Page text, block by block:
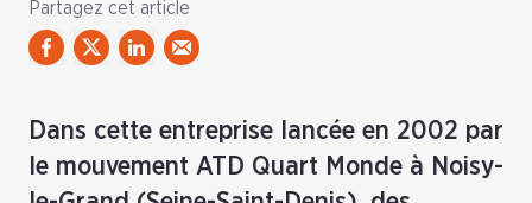
Partagez cet article
Dans cette entreprise lancée en 2002 par
le mouvement ATD Quart Monde à Noisy-